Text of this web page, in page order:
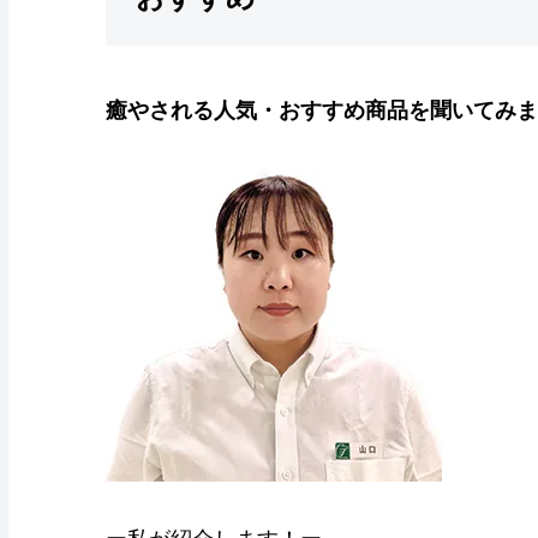
癒やされる人気・おすすめ商品を聞いてみ